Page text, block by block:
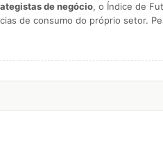
de negócio, o Índice de
de consumo do próprio setor.